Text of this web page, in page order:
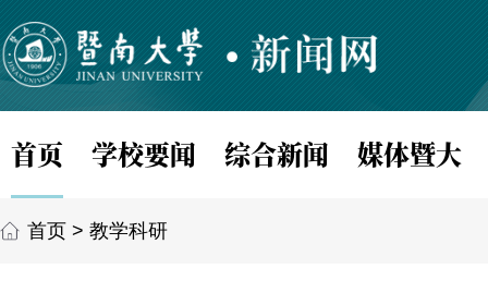
首页 学校要闻 综合新闻 媒体暨大
首页 > 教学科研